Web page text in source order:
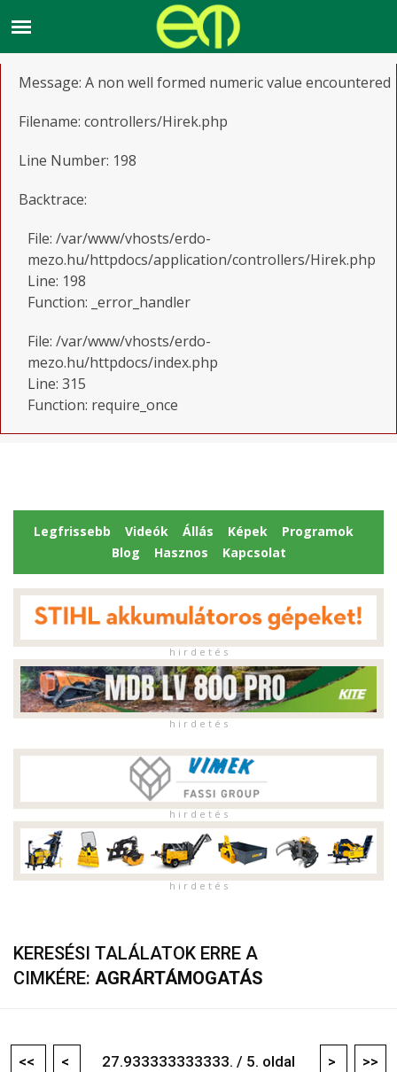
A PHP Error was encountered
Message: A non well formed numeric value encountered
Filename: controllers/Hirek.php
Line Number: 198
Backtrace:
File: /var/www/vhosts/erdo-
mezo.hu/httpdocs/application/controllers/Hirek.php
Line: 198
Function: _error_handler
File: /var/www/vhosts/erdo-
mezo.hu/httpdocs/index.php
Line: 315
Function: require_once
Legfrissebb Videók Állás Képek
Programok
Blog
Hasznos Kapcsolat
h i r d e t é s
h i r d e t é s
h i r d e t é s
h i r d e t é s
KERESÉSI TALÁLATOK ERRE A
CIMKÉRE: AGRÁRTÁMOGATÁS
<< < 27.933333333333. / 5. oldal > >>